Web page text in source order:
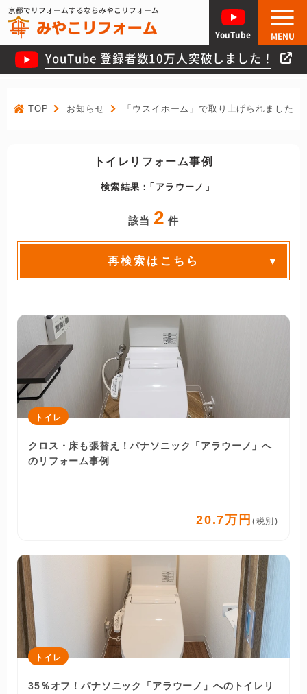
京都でリフォームするならみやこリフォーム
YouTube 登録者数10万人突破しました！
YouTube MENU
TOP お知らせ 「ウスイホーム」で取り上げられました！
トイレリフォーム事例
検索結果： アラウーノ
該当 2 件
再検索はこちら
トイレ
クロス・床も張替え！パナソニック「アラウーノ」へ
のリフォーム事例
20.7万円 (税別)
トイレ
35％オフ！パナソニック「アラウーノ」へのトイレリ